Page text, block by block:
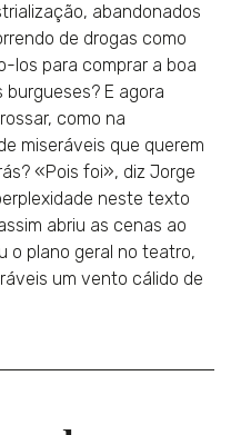
abandonados
de drogas como
los para comprar a boa
E agora
como na
miseráveis que querem
«Pois foi», diz Jorge
neste texto
abriu as cenas ao
o plano geral no teatro,
um vento cálido de